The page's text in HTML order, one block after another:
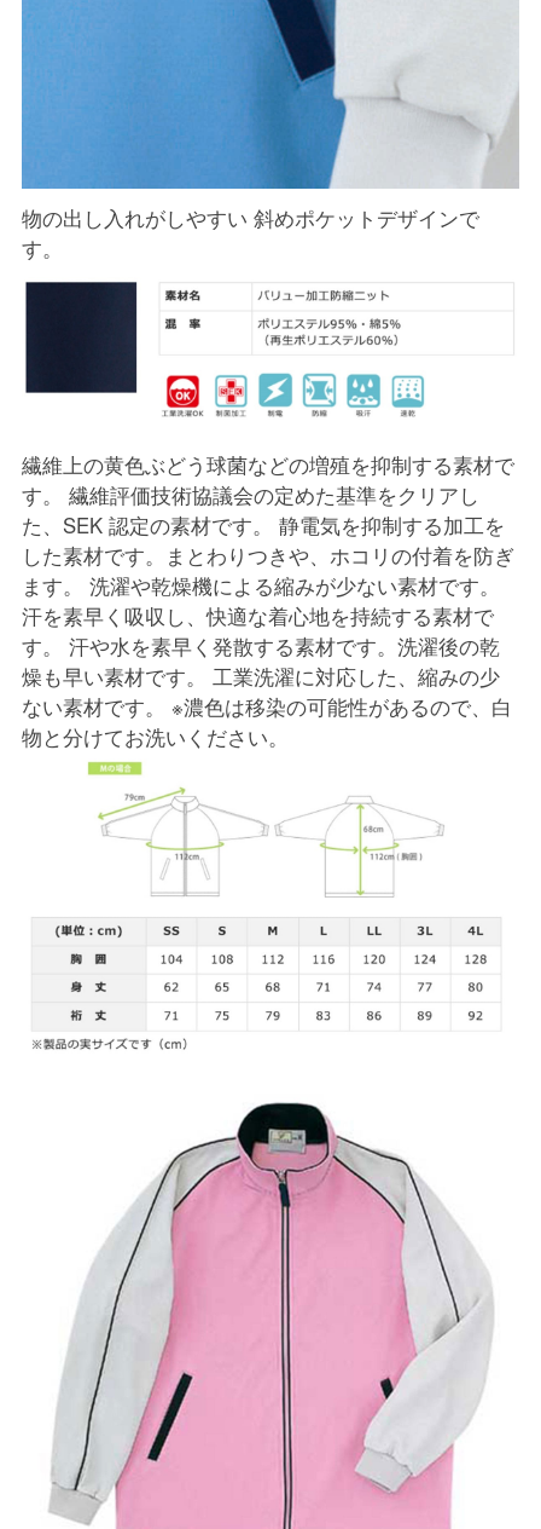
物の出し入れがしやすい 斜めポケットデザインで
す。
繊維上の黄色ぶどう球菌などの増殖を抑制する素材で
す。 繊維評価技術協議会の定めた基準をクリアし
た、SEK 認定の素材です。 静電気を抑制する加工を
した素材です。まとわりつきや、ホコリの付着を防ぎ
ます。 洗濯や乾燥機による縮みが少ない素材です。
汗を素早く吸収し、快適な着心地を持続する素材で
す。 汗や水を素早く発散する素材です。洗濯後の乾
燥も早い素材です。 工業洗濯に対応した、縮みの少
ない素材です。 ※濃色は移染の可能性があるので、白
物と分けてお洗いください。